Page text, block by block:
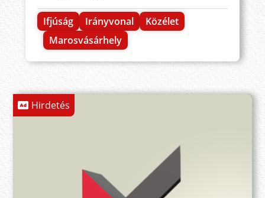
Ifjúság Irányvonal
Közélet
Marosvásárhely
Hirdetés